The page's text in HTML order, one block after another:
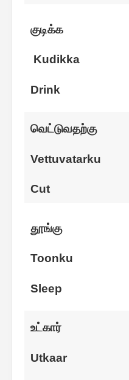
குடிக்க
Kudikka
Drink
வெட்டுவதற்கு
Vettuvatarku
Cut
தூங்கு
Toonku
Sleep
உட்கார்
Utkaar